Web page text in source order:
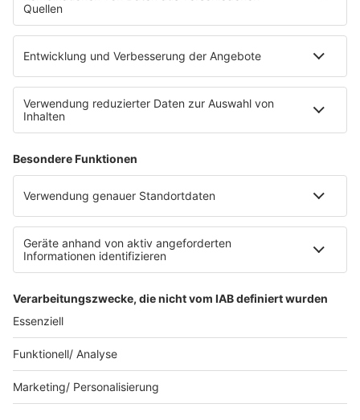
sunshine live App
werben bei SUNSHINE LIVE
SERVICE
Datenschutz
Datenschutzeinstellungen
Datenschutzerklärung zur sunshine live App
Impressum
Teilnahmebedingungen
SUNSHINE LIVE 24/7 ELECTRONIC
© sunshine live / realisiert auf Basis von resc.web, dem CMS von resc.